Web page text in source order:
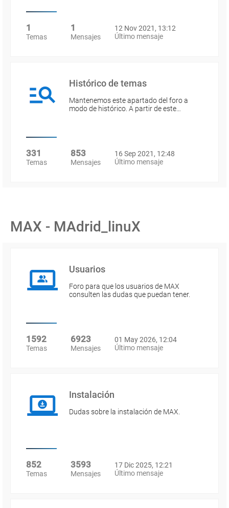
1
Temas
1
Mensajes
12 Nov 2021, 13:12
Último mensaje
Histórico de temas
Mantenemos este apartado del foro a
modo de histórico. A partir de este…
331
Temas
853
Mensajes
16 Sep 2021, 12:48
Último mensaje
MAX - MAdrid_linuX
Usuarios
Foro para que los usuarios de MAX
consulten las dudas que puedan tener.
1592
Temas
6923
Mensajes
01 May 2026, 12:04
Último mensaje
Instalación
Dudas sobre la instalación de MAX.
852
Temas
3593
Mensajes
17 Dic 2025, 12:21
Último mensaje